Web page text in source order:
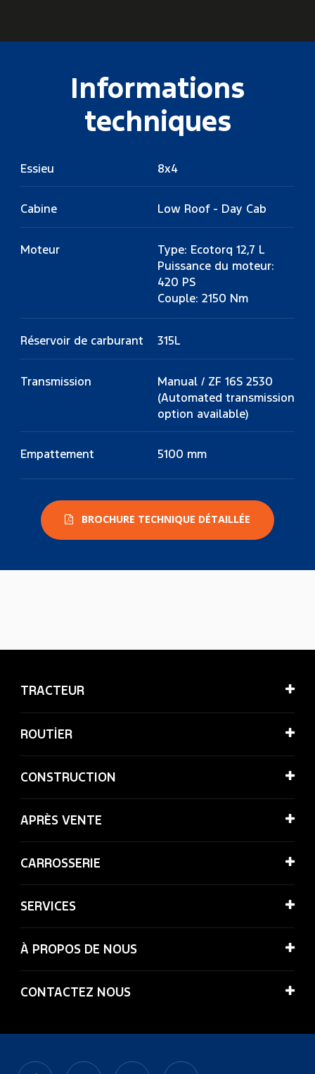
Informations
techniques
Essieu 8x4
Cabine Low Roof - Day Cab
Moteur
Type: Ecotorq 12,7 L
Puissance du moteur:
420 PS
Couple: 2150 Nm
Réservoir de carburant 315L
Transmission
Manual / ZF 16S 2530
(Automated transmission
option available)
Empattement 5100 mm
BROCHURE TECHNIQUE DÉTAILLÉE
TRACTEUR
ROUTİER
CONSTRUCTION
APRÈS VENTE
CARROSSERIE
SERVICES
À PROPOS DE NOUS
CONTACTEZ NOUS